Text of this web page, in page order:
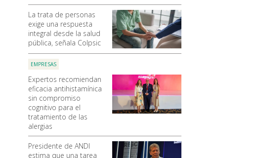
La trata de personas
exige una respuesta
integral desde la salud
pública, señala Colpsic
EMPRESAS
Expertos recomiendan
eficacia antihistamínica
sin compromiso
cognitivo para el
tratamiento de las
alergias
Presidente de ANDI
estima que una tarea